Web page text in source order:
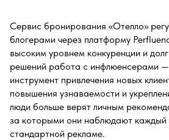
Сервис бронирования «Отелло»
блогерами через платформу
высоким уровнем конкуренции и
решений работа с инфлюенсерами
инструмент привлечения новых
повышения узнаваемости и
люди больше верят личным
за которыми они наблюдают каждый
стандартной рекламе.